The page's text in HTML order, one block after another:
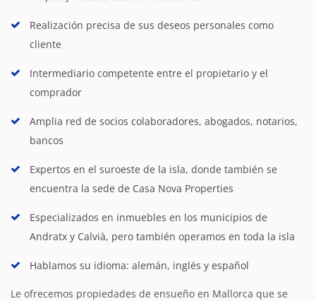
Realización precisa de sus deseos personales como
cliente
Intermediario competente entre el propietario y el
comprador
Amplia red de socios colaboradores, abogados, notarios,
bancos
Expertos en el suroeste de la isla, donde también se
encuentra la sede de Casa Nova Properties
Especializados en inmuebles en los municipios de
Andratx y Calvià, pero también operamos en toda la isla
Hablamos su idioma: alemán, inglés y español
Le ofrecemos propiedades de ensueño en Mallorca que se